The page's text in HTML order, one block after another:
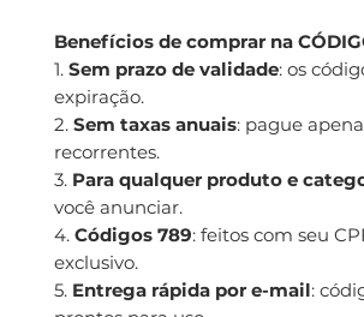
Benefícios de comprar na
1. Sem prazo de validade: os
expiração.
2. Sem taxas anuais: pague
recorrentes.
3. Para qualquer produto e
você anunciar.
4. Códigos 789: feitos com seu
exclusivo.
5. Entrega rápida por e-mail: